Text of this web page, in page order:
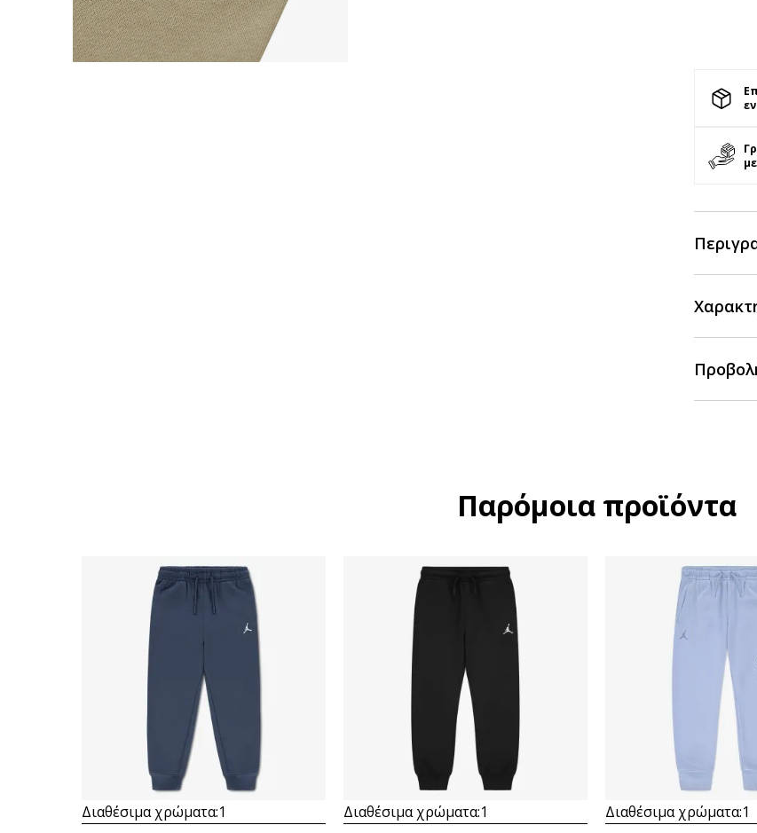
Παρόμοια προϊόντα
Διαθέσιμα χρώματα:1 Διαθέσιμα χρώματα:1 Διαθέσιμα χρώματα:1